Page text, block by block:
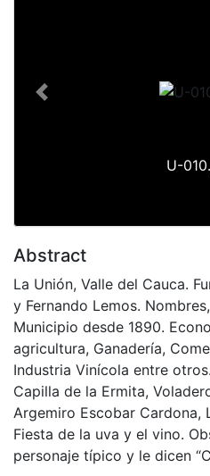
U-
Previous
Abstract
La Unión, Valle del Cauca.
y Fernando Lemos.
Municipio desde 1890.
agricultura, Ganadería,
Industria Vinícola entre
Capilla de la Ermita,
Argemiro Escobar Cardona,
Fiesta de la uva y el vino.
personaje típico y le dicen